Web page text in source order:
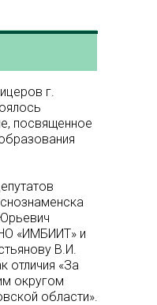
г.
посвященное
«ИМБИИТ» и
В.И.
отличия «За
округом
области».